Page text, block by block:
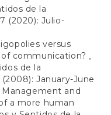
de la
(2020): Julio-
versus
communication?
de la
January-June
Management and
a more human